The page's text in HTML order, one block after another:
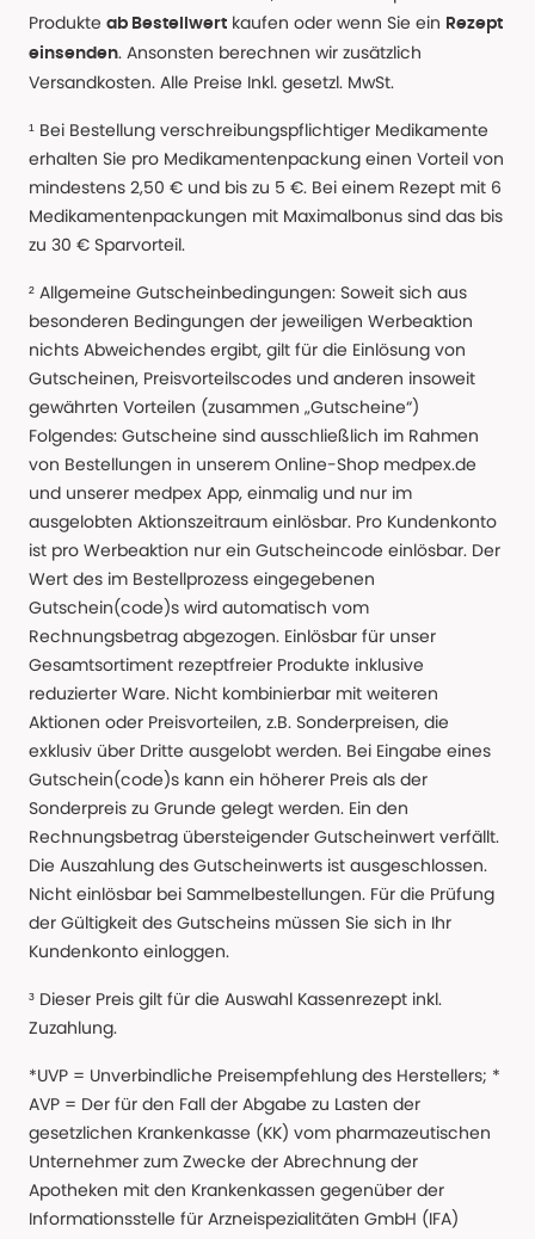
Produkte ab Bestellwert kaufen oder wenn Sie ein Rezept
einsenden. Ansonsten berechnen wir zusätzlich
Versandkosten. Alle Preise Inkl. gesetzl. MwSt.
¹ Bei Bestellung verschreibungspflichtiger Medikamente
erhalten Sie pro Medikamentenpackung einen Vorteil von
mindestens 2,50 € und bis zu 5 €. Bei einem Rezept mit 6
Medikamentenpackungen mit Maximalbonus sind das bis
zu 30 € Sparvorteil.
² Allgemeine Gutscheinbedingungen: Soweit sich aus
besonderen Bedingungen der jeweiligen Werbeaktion
nichts Abweichendes ergibt, gilt für die Einlösung von
Gutscheinen, Preisvorteilscodes und anderen insoweit
gewährten Vorteilen (zusammen „Gutscheine“)
Folgendes: Gutscheine sind ausschließlich im Rahmen
von Bestellungen in unserem Online-Shop medpex.de
und unserer medpex App, einmalig und nur im
ausgelobten Aktionszeitraum einlösbar. Pro Kundenkonto
ist pro Werbeaktion nur ein Gutscheincode einlösbar. Der
Wert des im Bestellprozess eingegebenen
Gutschein(code)s wird automatisch vom
Rechnungsbetrag abgezogen. Einlösbar für unser
Gesamtsortiment rezeptfreier Produkte inklusive
reduzierter Ware. Nicht kombinierbar mit weiteren
Aktionen oder Preisvorteilen, z.B. Sonderpreisen, die
exklusiv über Dritte ausgelobt werden. Bei Eingabe eines
Gutschein(code)s kann ein höherer Preis als der
Sonderpreis zu Grunde gelegt werden. Ein den
Rechnungsbetrag übersteigender Gutscheinwert verfällt.
Die Auszahlung des Gutscheinwerts ist ausgeschlossen.
Nicht einlösbar bei Sammelbestellungen. Für die Prüfung
der Gültigkeit des Gutscheins müssen Sie sich in Ihr
Kundenkonto einloggen.
³ Dieser Preis gilt für die Auswahl Kassenrezept inkl.
Zuzahlung.
*UVP = Unverbindliche Preisempfehlung des Herstellers; *
AVP = Der für den Fall der Abgabe zu Lasten der
gesetzlichen Krankenkasse (KK) vom pharmazeutischen
Unternehmer zum Zwecke der Abrechnung der
Apotheken mit den Krankenkassen gegenüber der
Informationsstelle für Arzneispezialitäten GmbH (IFA)